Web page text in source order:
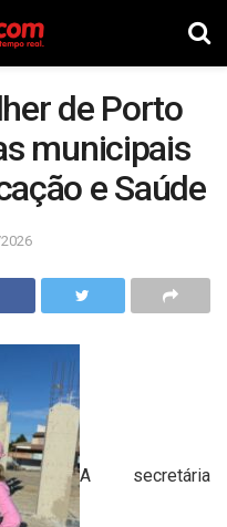
de Porto
municipais
e Saúde
A secretária